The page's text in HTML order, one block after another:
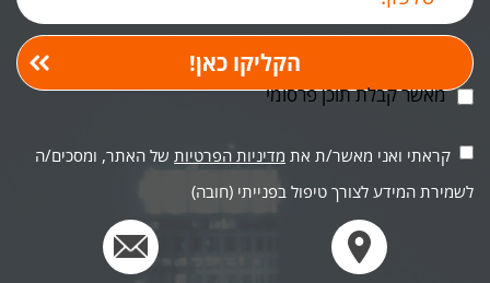
מאשר קבלת תוכן פרסומי
קראתי ואני מאשר/ת את מדיניות הפרטיות של האתר, ומסכים/ה
לשמירת המידע לצורך טיפול בפנייתי (חובה)